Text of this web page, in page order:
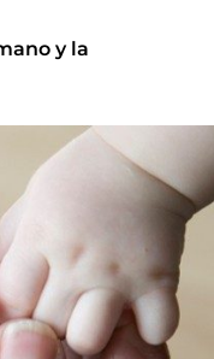
y la